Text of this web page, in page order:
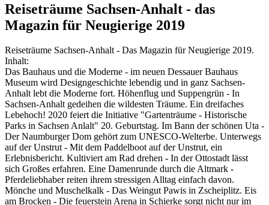
Reiseträume Sachsen-Anhalt - das
Magazin für Neugierige 2019
Reiseträume Sachsen-Anhalt - Das Magazin für Neugierige 2019.
Inhalt:
Das Bauhaus und die Moderne - im neuen Dessauer Bauhaus
Museum wird Designgeschichte lebendig und in ganz Sachsen-
Anhalt lebt die Moderne fort. Höhenflug und Suppengrün - In
Sachsen-Anhalt gedeihen die wildesten Träume. Ein dreifaches
Lebehoch! 2020 feiert die Initiative "Gartenträume - Historische
Parks in Sachsen Anlalt" 20. Geburtstag. Im Bann der schönen Uta -
Der Naumburger Dom gehört zum UNESCO-Welterbe. Unterwegs
auf der Unstrut - Mit dem Paddelboot auf der Unstrut, ein
Erlebnisbericht. Kultiviert am Rad drehen - In der Ottostadt lässt
sich Großes erfahren. Eine Damenrunde durch die Altmark -
Pferdeliebhaber reiten ihrem stressigen Alltag einfach davon.
Mönche und Muschelkalk - Das Weingut Pawis in Zscheiplitz. Eis
am Brocken - Die feuerstein Arena in Schierke sorgt nicht nur im